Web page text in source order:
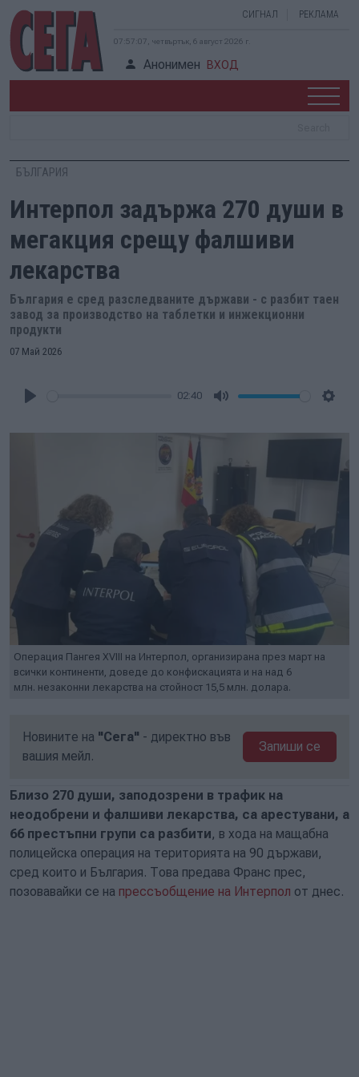
СИГНАЛ РЕКЛАМА
07:57:08, четвъртък, 6 август 2026 г.
Анонимен ВХОД
БЪЛГАРИЯ
Интерпол задържа 270 души в
мегакция срещу фалшиви
лекарства
България е сред разследваните държави - с разбит таен
завод за производство на таблетки и инжекционни
продукти
07 Май 2026
02:40
Операция Пангея XVIII на Интерпол, организирана през март на
всички континенти, доведе до конфискацията и на над 6
млн. незаконни лекарства на стойност 15,5 млн. долара.
Новините на "Сега" - директно във
вашия мейл.
Запиши се
Близо 270 души, заподозрени в трафик на
неодобрени и фалшиви лекарства, са арестувани, а
66 престъпни групи са разбити, в хода на мащабна
полицейска операция на територията на 90 държави,
сред които и България. Това предава Франс прес,
позовавайки се на прессъобщение на Интерпол от днес.